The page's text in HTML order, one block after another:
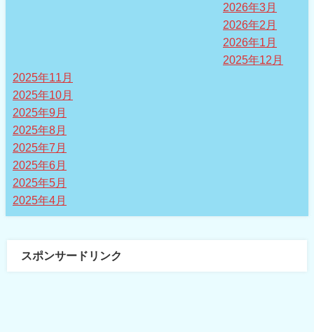
2026年3月
2026年2月
2026年1月
2025年12月
2025年11月
2025年10月
2025年9月
2025年8月
2025年7月
2025年6月
2025年5月
2025年4月
スポンサードリンク